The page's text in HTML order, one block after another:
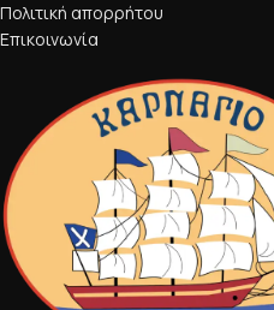
Πολιτική απορρήτου
Επικοινωνία